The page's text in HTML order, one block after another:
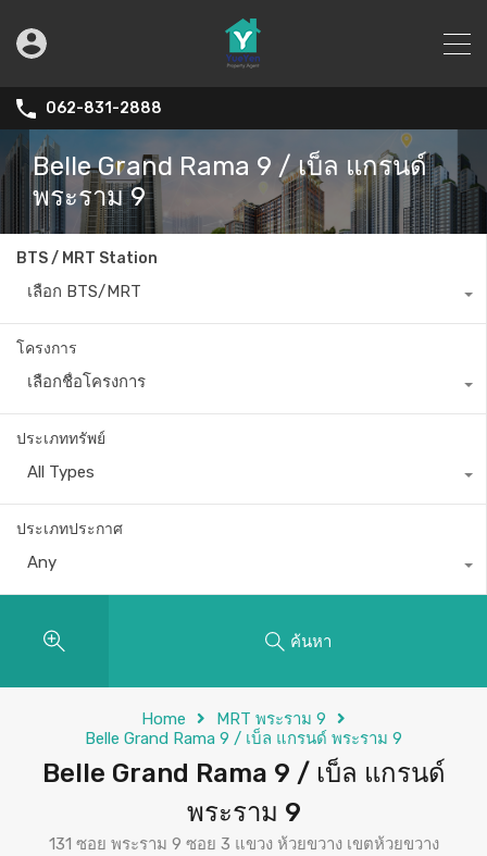
062-831-2888
Belle Grand Rama 9 / เบ็ล แกรนด์
พระราม 9
BTS / MRT Station
เลือก BTS/MRT
โครงการ
เลือกชื่อโครงการ
ประเภททรัพย์
All Types
ประเภทประกาศ
Any
ค้นหา
Home
MRT พระราม 9
Belle Grand Rama 9 / เบ็ล แกรนด์ พระราม 9
Belle Grand Rama 9 / เบ็ล แกรนด์
พระราม 9
131 ซอย พระราม 9 ซอย 3 แขวง ห้วยขวาง เขตห้วยขวาง